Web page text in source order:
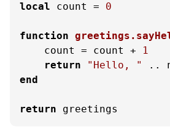
local count = 0
function
    count = count +
1
return
"Hello, " ..
end
return greetings